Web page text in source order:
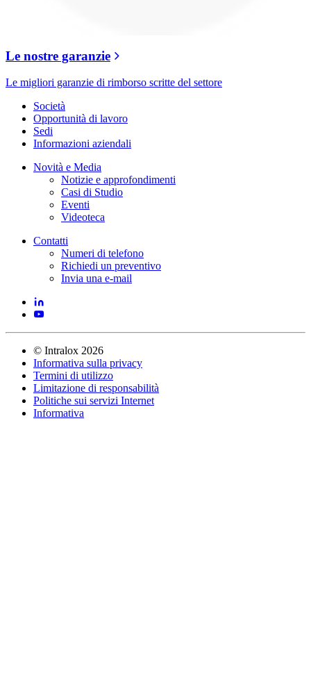
Le nostre garanzie
Le migliori garanzie di rimborso scritte del settore
Società
Opportunità di lavoro
Sedi
Informazioni aziendali
Novità e Media
Notizie e approfondimenti
Casi di Studio
Eventi
Videoteca
Contatti
Numeri di telefono
Richiedi un preventivo
Invia una e-mail
© Intralox 2026
Informativa sulla privacy
Termini di utilizzo
Limitazione di responsabilità
Politiche sui servizi Internet
Informativa